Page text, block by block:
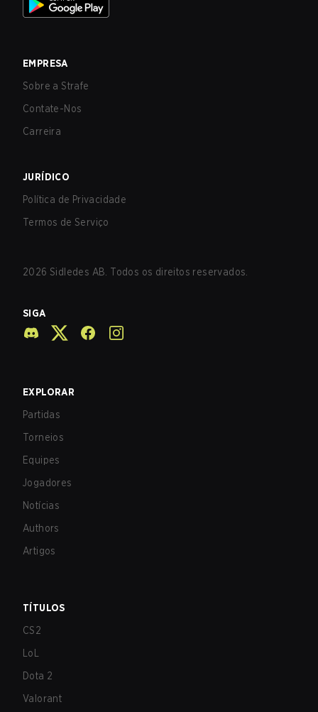
EMPRESA
Sobre a Strafe
Contate-Nos
Carreira
JURÍDICO
Política de Privacidade
Termos de Serviço
2026 Sidledes AB. Todos os direitos reservados.
SIGA
EXPLORAR
Partidas
Torneios
Equipes
Jogadores
Notícias
Authors
Artigos
TÍTULOS
CS2
LoL
Dota 2
Valorant